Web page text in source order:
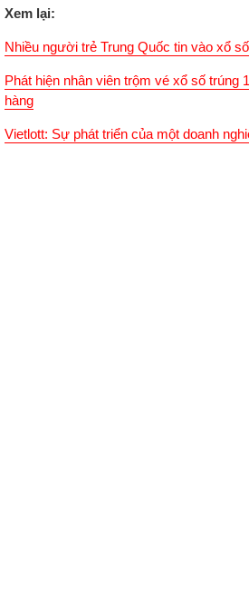
Xem lại:
Nhiều người trẻ Trung Quốc tin vào xổ
Phát hiện nhân viên trộm vé xổ số trúng
hàng
Vietlott: Sự phát triển của một doanh